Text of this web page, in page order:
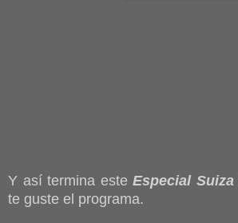
Y así termina esteEspecial Suiza
te guste el programa.